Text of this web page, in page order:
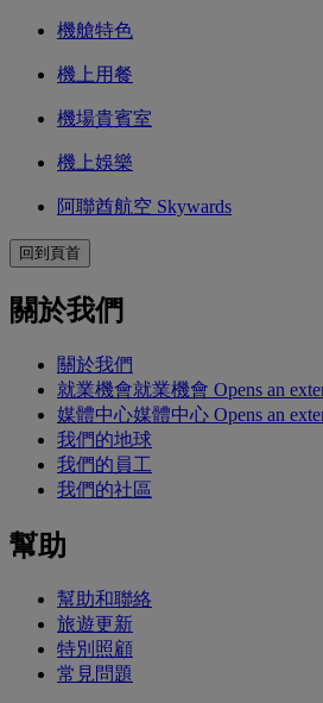
機艙特色
機上用餐
機場貴賓室
機上娛樂
阿聯酋航空 Skywards
回到頁首
關於我們
關於我們
就業機會就業機會 Opens an
媒體中心媒體中心 Opens an
我們的地球
我們的員工
我們的社區
幫助
幫助和聯絡
旅遊更新
特別照顧
常見問題